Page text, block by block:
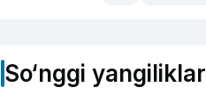
So‘nggi yangiliklar